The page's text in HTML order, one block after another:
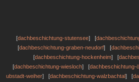
[dachbeschichtung-stutensee] [
[dachbeschichtung-graben-neudorf] [
[dachbeschichtung-hockenheim] [
[dachbeschichtung-wiesloch] [dachbeschichtung-
ubstadt-weiher] [dachbeschichtung-walzbachtal] [